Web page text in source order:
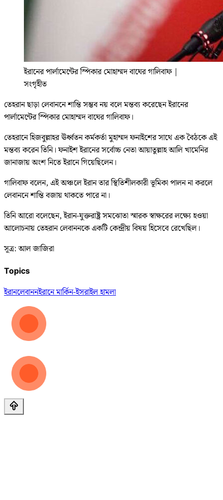
ইরানের পার্লামেন্টের স্পিকার মোহাম্মদ বাঘের গালিবাফ |
সংগৃহীত
তেহরান ছাড়া লেবাননে শান্তি সম্ভব নয় বলে মন্তব্য করেছেন ইরানের
পার্লামেন্টের স্পিকার মোহাম্মদ বাঘের গালিবাফ।
তেহরানে হিজবুল্লাহর ঊর্ধ্বতন কর্মকর্তা মুহাম্মদ ফনাইশের সাথে এক বৈঠকে এই
মন্তব্য করেন তিনি। ফনাইশ ইরানের সর্বোচ্চ নেতা আয়াতুল্লাহ আলি খামেনির
জানাজায় অংশ নিতে ইরানে গিয়েছিলেন।
গালিবাফ বলেন, এই অঞ্চলে ইরান তার স্থিতিশীলকারী ভূমিকা পালন না করলে
লেবাননে শান্তি বজায় থাকতে পারে না।
তিনি আরো বলেছেন, ইরান-যুক্তরাষ্ট্র সমঝোতা স্মারক স্বাক্ষরের লক্ষ্যে হওয়া
আলোচনায় তেহরান লেবাননকে একটি কেন্দ্রীয় বিষয় হিসেবে রেখেছিল।
সূত্র: আল জাজিরা
Topics
ইরানলেবাননইরানে মার্কিন-ইসরাইল হামলা